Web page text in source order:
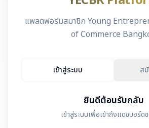
แพลตฟอร์มสมาชิก Young
of Commerce
เข้าสู่ระบบ ส
ยินดีต้อนรับกลับ
เข้าสู่ระบบเพื่อเข้าถึงแดชบอร์